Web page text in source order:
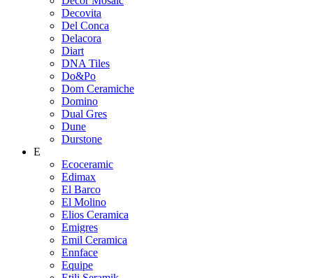
Decovita
Del Conca
Delacora
Diart
DNA Tiles
Do&Po
Dom Ceramiche
Domino
Dual Gres
Dune
Durstone
E
Ecoceramic
Edimax
El Barco
El Molino
Elios Ceramica
Emigres
Emil Ceramica
Ennface
Equipe